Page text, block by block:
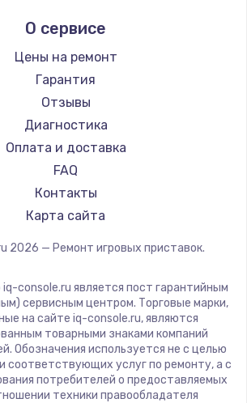
О сервисе
Цены на ремонт
Гарантия
Отзывы
Диагностика
Оплата и доставка
FAQ
Контакты
Карта сайта
2026 — Ремонт игровых приставок.
console.ru является пост гарантийным
сервисным центром. Торговые марки,
на сайте iq-console.ru, являются
товарными знаками компаний
Обозначения используется не с целью
соответствующих услуг по ремонту, а с
потребителей о предоставляемых
техники правообладателя